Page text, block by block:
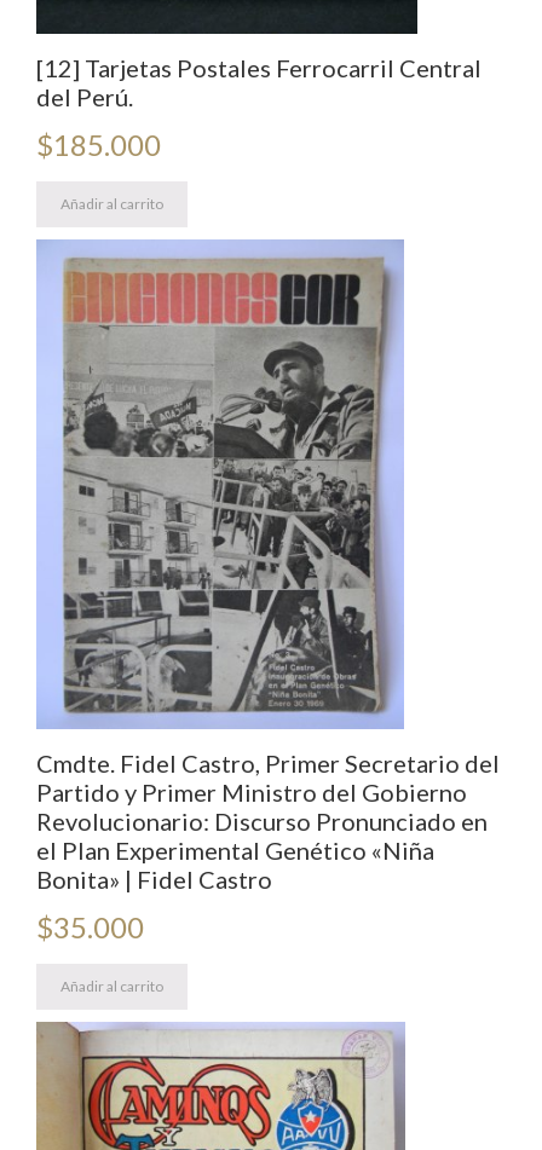
[12] Tarjetas Postales Ferrocarril Central
del Perú.
$185.000
Añadir al carrito
Cmdte. Fidel Castro, Primer Secretario del
Partido y Primer Ministro del Gobierno
Revolucionario: Discurso Pronunciado en
el Plan Experimental Genético «Niña
Bonita» | Fidel Castro
$35.000
Añadir al carrito